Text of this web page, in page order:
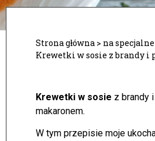
Strona główna > na
Krewetki w sosie z brandy i
Krewetki w sosie z brandy
makaronem.
W tym przepisie moje